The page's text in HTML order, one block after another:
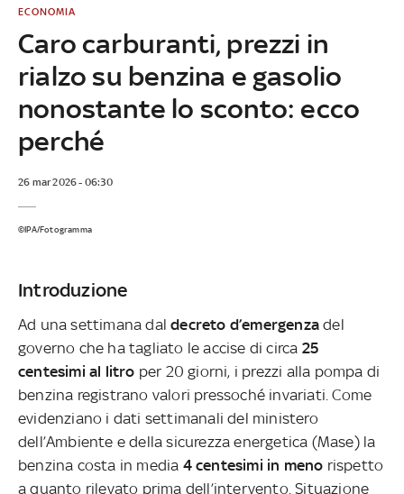
Caro carburanti, prezzi in
rialzo su benzina e gasolio
nonostante lo sconto: ecco
perché
ECONOMIA
26 mar 2026 - 06:30
©IPA/Fotogramma
Introduzione
Ad una settimana daldecreto d’emergenza del
governo che ha tagliato le accise di circa 25
centesimi al litro per 20 giorni, i prezzi alla pompa di
benzina registrano valori pressoché invariati. Come
evidenziano i dati settimanali del ministero
dell’Ambiente e della sicurezza energetica (Mase) la
benzina costa in media 4 centesimi in meno rispetto
a quanto rilevato prima dell’intervento. Situazione